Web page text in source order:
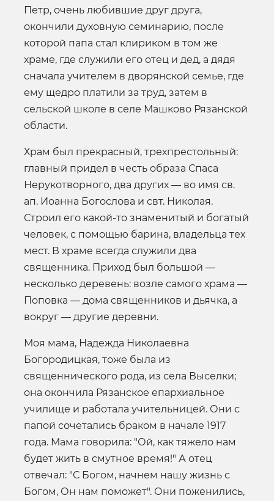
Петр, очень любившие друг друга,
окончили духовную семинарию, после
которой папа стал клириком в том же
храме, где служили его отец и дед, а дядя
сначала учителем в дворянской семье, где
ему щедро платили за труд, затем в
сельской школе в селе Машково Рязанской
области.
Храм был прекрасный, трехпрестольный:
главный придел в честь образа Спаса
Нерукотворного, два других — во имя св.
ап. Иоанна Богослова и свт. Николая.
Строил его какой-то знаменитый и богатый
человек, с помощью барина, владельца тех
мест. В храме всегда служили два
священника. Приход был большой —
несколько деревень: возле самого храма —
Поповка — дома священников и дьячка, а
вокруг — другие деревни.
Моя мама, Надежда Николаевна
Богородицкая, тоже была из
священнического рода, из села Выселки;
она окончила Рязанское епархиальное
училище и работала учительницей. Они с
папой сочетались браком в начале 1917
года. Мама говорила: "Ой, как тяжело нам
будет жить в смутное время!" А отец
отвечал: "С Богом, начнем нашу жизнь с
Богом, Он нам поможет". Они поженились,